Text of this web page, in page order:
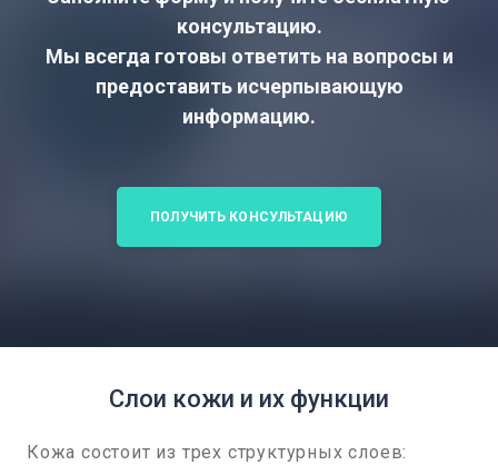
консультацию.
Мы всегда готовы ответить на вопросы и
предоставить исчерпывающую
информацию.
ПОЛУЧИТЬ КОНСУЛЬТАЦИЮ
Слои кожи и их функции
Кожа состоит из трех структурных слоев: